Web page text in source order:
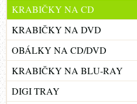
KRABIČKY NA CD
KRABIČKY NA DVD
OBÁLKY NA CD/DVD
KRABIČKY NA BLU-RAY
DIGI TRAY